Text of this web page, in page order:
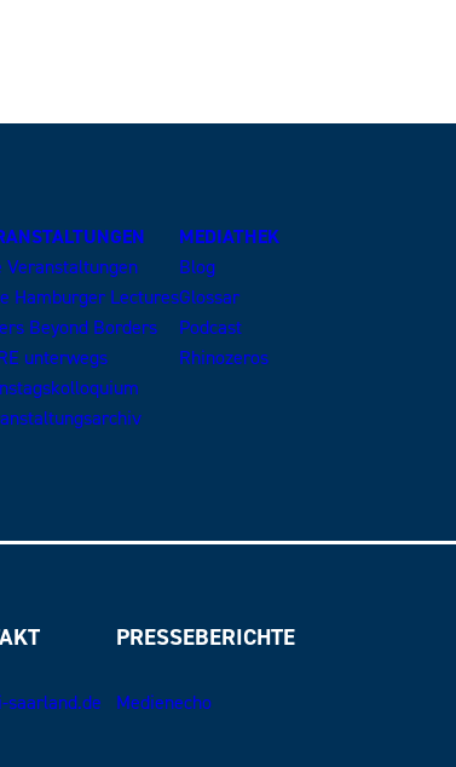
Veranstaltungen
Hamburger Lectures
Beyond Borders
unterwegs
MEDIATHEK
Blog
Glossar
Podcast
Rhinozeros
saarland.de
PRESSEBERICHTE
Medienecho